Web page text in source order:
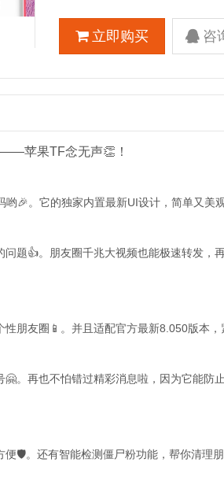
立即购买 咨
苹果TF念无声👏！
🎉。它的独家内置最新UI设计，简单又美
题👍。朋友圈千兆大视频也能极速转发，
朋友圈📱。并且适配官方最新8.050版本，
。再也不怕错过精彩消息啦，因为它能防
🛡️。还有智能检测僵尸粉功能，帮你清理朋